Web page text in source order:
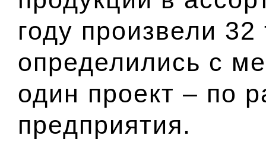
году произвели
определились с
один проект – по
предприятия.